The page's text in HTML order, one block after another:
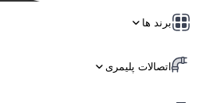
برند ها
اتصالات پلیمری